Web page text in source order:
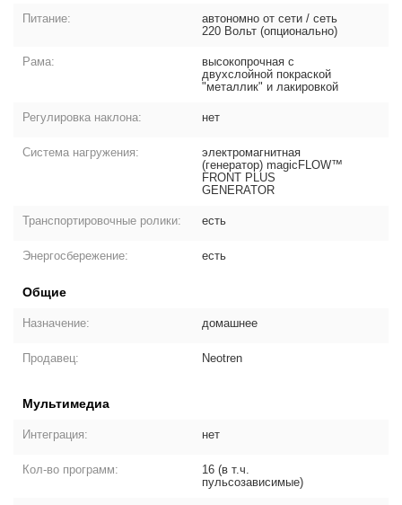
Питание:
автономно от сети / сеть
220 Вольт (опционально)
Рама:
высокопрочная с
двухслойной покраской
"металлик" и лакировкой
Регулировка наклона: нет
Система нагружения:
электромагнитная
(генератор) magicFLOW™
FRONT PLUS
GENERATOR
Транспортировочные ролики: есть
Энергосбережение: есть
Общие
Назначение: домашнее
Продавец: Neotren
Мультимедиа
Интеграция: нет
Кол-во программ:
16 (в т.ч.
пульсозависимые)